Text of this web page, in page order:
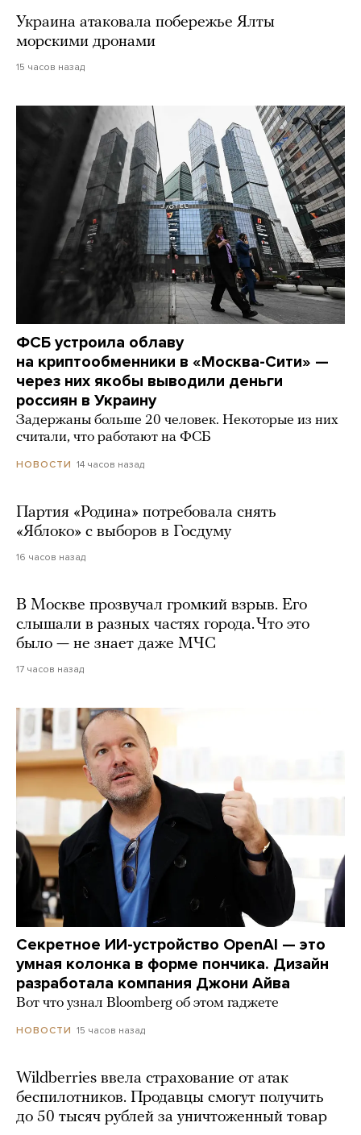
Украина атаковала побережье Ялты
морскими дронами
15 часов назад
ФСБ устроила облаву
на криптообменники в «Москва-Сити» —
через них якобы выводили деньги
россиян в Украину
Задержаны больше 20 человек. Некоторые из них
считали, что работают на ФСБ
НОВОСТИ 14 часов назад
Партия «Родина» потребовала снять
«Яблоко» с выборов в Госдуму
16 часов назад
В Москве прозвучал громкий взрыв. Его
слышали в разных частях города. Что это
было — не знает даже МЧС
17 часов назад
Секретное ИИ-устройство OpenAI — это
умная колонка в форме пончика. Дизайн
разработала компания Джони Айва
Вот что узнал Bloomberg об этом гаджете
НОВОСТИ 15 часов назад
Wildberries ввела страхование от атак
беспилотников. Продавцы смогут получить
до 50 тысяч рублей за уничтоженный товар